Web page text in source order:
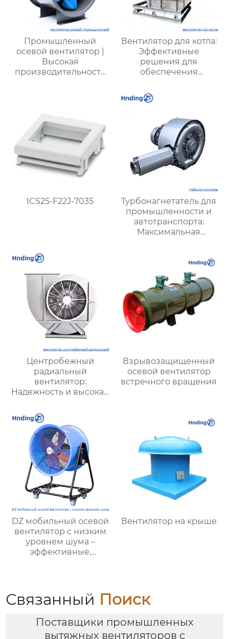
Промышленный
осевой вентилятор |
Высокая
производительность
Вентилятор для котла:
Эффективные
решения для
обеспечения
котлов в
промышленности
ICS25-F22J-7035
Турбонагнетатель для
промышленности и
автотранспорта:
Максимальная
повышения давления
Центробежный
радиальный
вентилятор:
Надежность и высокая
для промышленной
вентиляции и
охлаждения
Взрывозащищенный
осевой вентилятор
встречного вращения
DZ мобильный осевой
вентилятор с низким
уровнем шума –
эффективные,
вентиляции |
Hengding Fan
Вентилятор на крыше
Связанный Поиск
Поставщики промышленных
вытяжных вентиляторов с